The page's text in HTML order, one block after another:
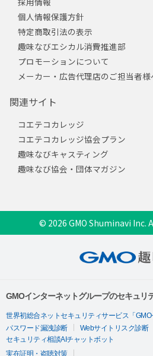
個人情報保護方針
特定商取引法の表示
趣味なびエシカル消費推進部
プロモーションについて
メーカー・広告代理店のご担当者様
関連サイト
コエテコカレッジ
コエテコカレッジ協会プラン
趣味なびキャスティング
趣味なび協会・団体マガジン
© 2026 GMO Shuminavi Inc.